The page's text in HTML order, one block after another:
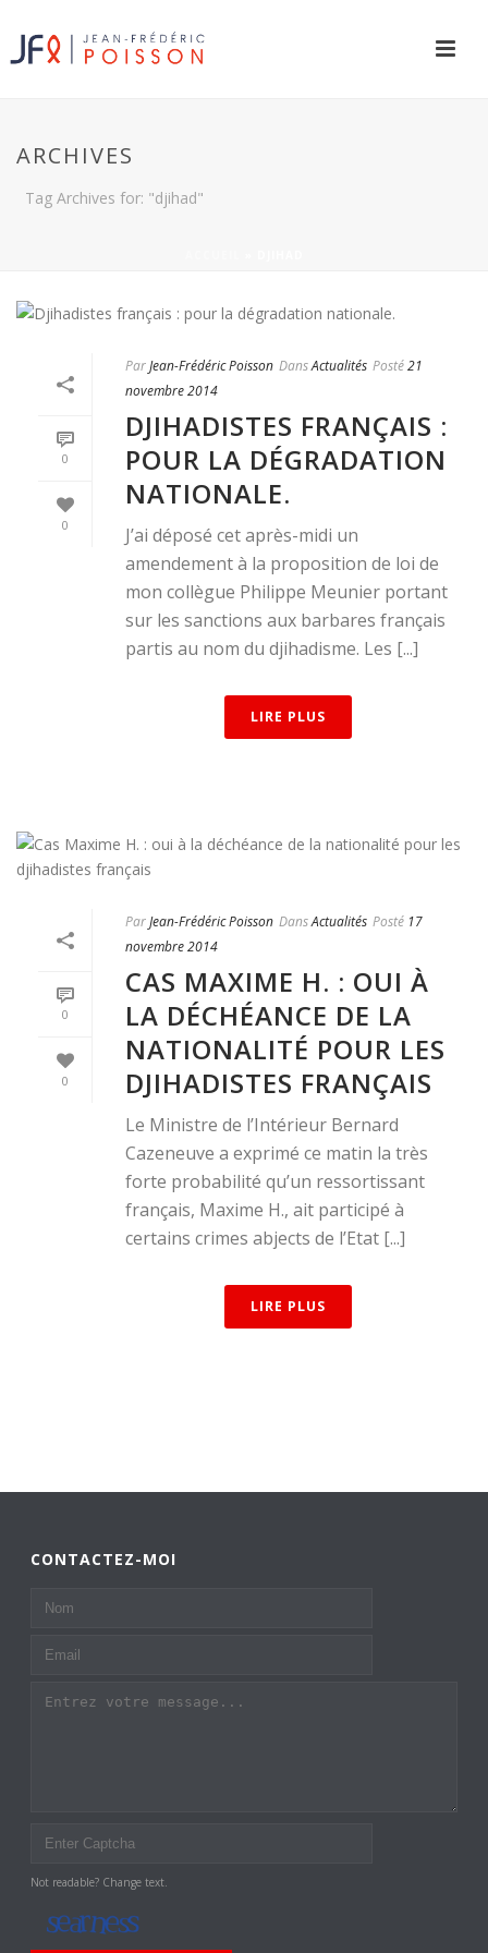
ARCHIVES
Tag Archives for: "djihad"
0
0
ParJean-Frédéric Poisson DansActualités Posté21
novembre 2014
DJIHADISTES FRANÇAIS :
POUR LA DÉGRADATION
NATIONALE.
J’ai déposé cet après-midi un
amendement à la proposition de loi de
mon collègue Philippe Meunier portant
sur les sanctions aux barbares français
partis au nom du djihadisme. Les [...]
LIRE PLUS
0
0
ParJean-Frédéric Poisson DansActualités Posté 17
novembre 2014
CAS MAXIME H. : OUI À
LA DÉCHÉANCE DE LA
NATIONALITÉ POUR LES
DJIHADISTES FRANÇAIS
Le Ministre de l’Intérieur Bernard
Cazeneuve a exprimé ce matin la très
forte probabilité qu’un ressortissant
français, Maxime H., ait participé à
certains crimes abjects de l’Etat [...]
LIRE PLUS
CONTACTEZ-MOI
Not readable? Change text.